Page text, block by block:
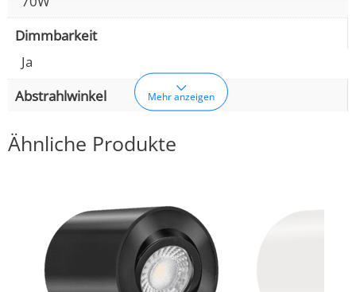
Dimmbarkeit
Ja
Abstrahlwinkel
400lm(2700K (Warmweiß)) ,420lm
(Warmweiß))
450lm (4000K (Neutralweiß))
Lichtfarbtemperatur (K)
Mehr anzeigen
Ähnliche Produkte